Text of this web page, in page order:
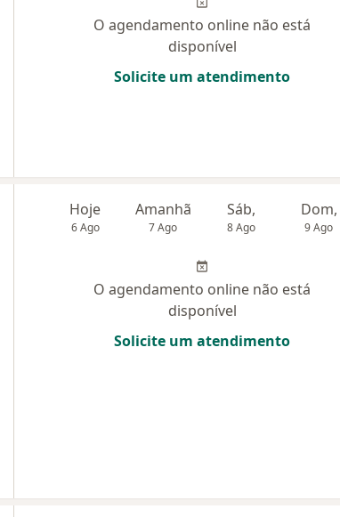
O agendamento online não está
disponível
Solicite um atendimento
Hoje
6 Ago
Amanhã
7 Ago
Sáb,
8 Ago
Dom,
9 Ago
O agendamento online não está
disponível
Solicite um atendimento